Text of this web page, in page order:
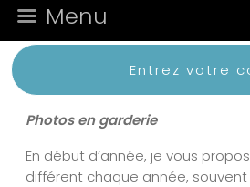
Menu
Entrez votre
Photos en garderie
En début d’année, je vous
différent chaque année,